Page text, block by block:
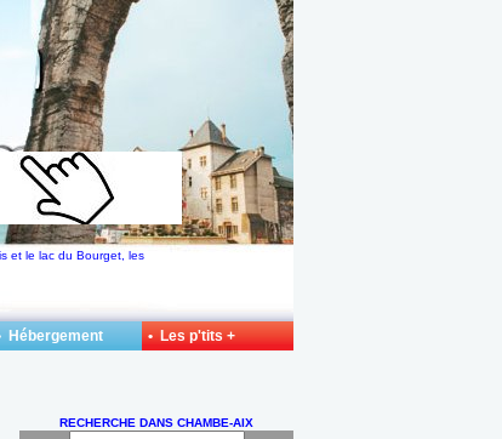
et le lac du Bourget, les
RECHERCHE DANS CHAMBE-AIX
Hébergement • Les p'tits +